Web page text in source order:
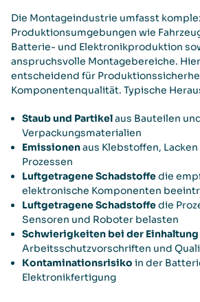
Die Montageindustrie umfasst
Produktionsumgebungen wie
Batterie- und Elektronikproduktion
anspruchsvolle Montagebereiche.
entscheidend für
Komponentenqualität. Typische
Staub und Partikelaus Bauteilen
Verpackungsmaterialien
Emissionenaus Klebstoffen,
Prozessen
Luftgetragene Schadstoffedie
elektronische Komponenten
Luftgetragene Schadstoffedie
Sensoren und Roboter belasten
Schwierigkeiten bei der Einhaltung
Arbeitsschutzvorschriften und
Kontaminationsrisiko in der
Elektronikfertigung